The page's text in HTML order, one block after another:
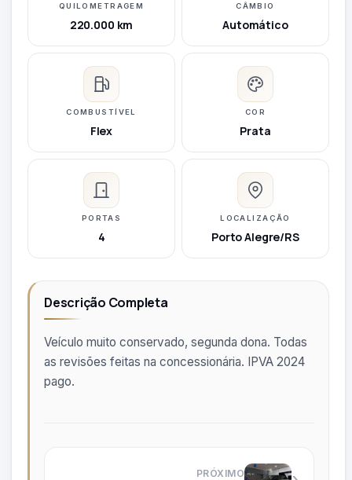
QUILOMETRAGEM
220.000 km
CÂMBIO
Automático
COMBUSTÍVEL
Flex
COR
Prata
PORTAS
4
LOCALIZAÇÃO
Porto Alegre/RS
Descrição Completa
Veículo muito conservado, segunda dona. Todas
as revisões feitas na concessionária. IPVA 2024
pago.
PRÓXIMO